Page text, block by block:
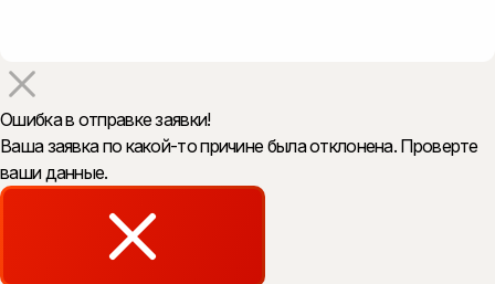
Ошибка в отправке заявки!
Ваша заявка по какой-то причине была отклонена. Проверте
ваши данные.